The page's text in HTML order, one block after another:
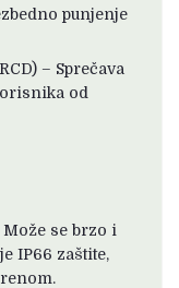
punjenje
– Sprečava
od
Može se brzo i
IP66 zaštite,